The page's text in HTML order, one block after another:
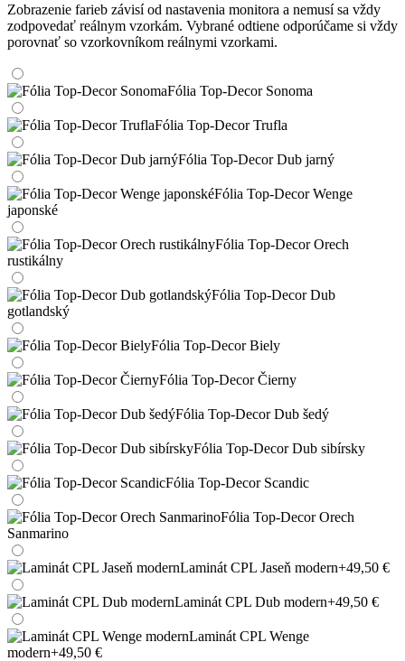
Zobrazenie farieb závisí od nastavenia monitora a nemusí sa vždy
zodpovedať reálnym vzorkám. Vybrané odtiene odporúčame si vždy
porovnať so vzorkovníkom reálnymi vzorkami.
Fólia Top-Decor Sonoma
Fólia Top-Decor Trufla
Fólia Top-Decor Dub jarný
Fólia Top-Decor Wenge
japonské
Fólia Top-Decor Orech
rustikálny
Fólia Top-Decor Dub
gotlandský
Fólia Top-Decor Biely
Fólia Top-Decor Čierny
Fólia Top-Decor Dub šedý
Fólia Top-Decor Dub sibírsky
Fólia Top-Decor Scandic
Fólia Top-Decor Orech
Sanmarino
Laminát CPL Jaseň modern+49,50 €
Laminát CPL Dub modern+49,50 €
Laminát CPL Wenge
modern+49,50 €